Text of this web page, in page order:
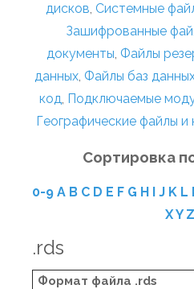
дисков, Системные
Зашифрованные
документы, Файлы
данных, Файлы баз
код, Подключаемые
Географические файлы и
Сортировка
0-9 A B C D E F G H I J K L
XY Z
.rds
Формат файла .rds